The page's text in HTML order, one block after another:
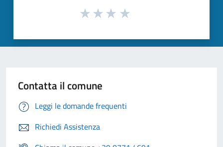
Contatta il comune
Leggi le domande frequenti
Richiedi Assistenza